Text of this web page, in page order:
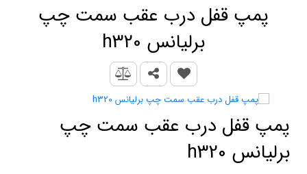
پمپ قفل درب عقب سمت چپ
برلیانس h320
پمپ قفل درب عقب سمت چپ
برلیانس h320